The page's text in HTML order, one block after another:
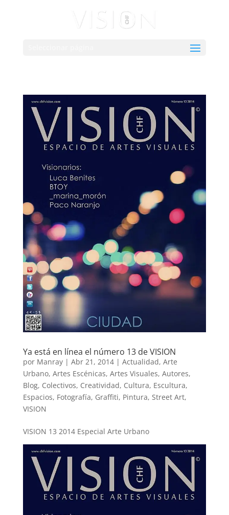
Ya está en línea el número 13 de VISION
por Manray| Abr 21, 2014| Actualidad, Arte
Urbano, Artes Escénicas, Artes Visuales, Autores,
Blog, Colectivos, Creatividad, Cultura, Escultura,
Espacios, Fotografía, Graffiti, Pintura, Street Art,
VISION
VISION 13 2014 Especial Arte Urbano